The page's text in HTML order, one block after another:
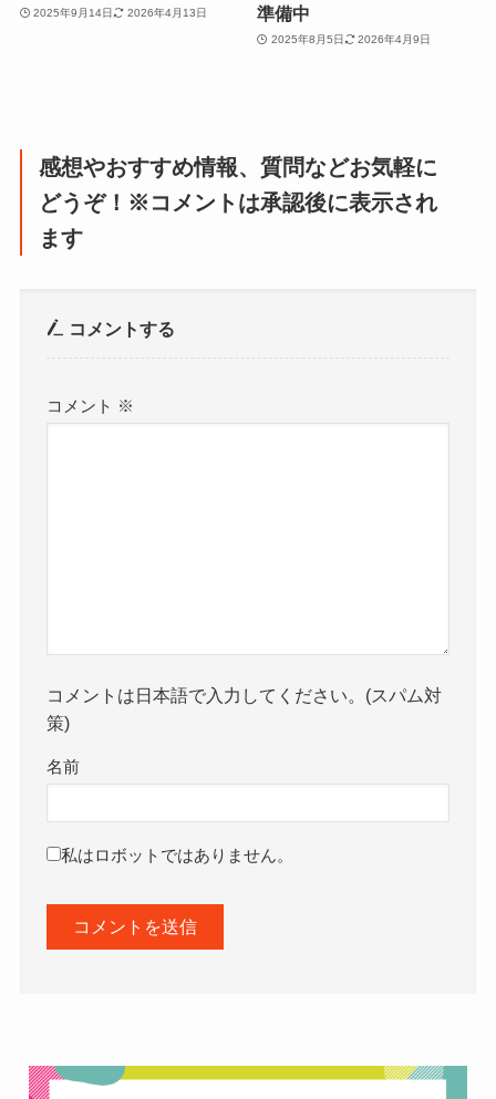
2025年9月14日 2026年4月13日
準備中
2025年8月5日 2026年4月9日
感想やおすすめ情報、質問などお気軽に
どうぞ！※コメントは承認後に表示され
ます
コメントする
コメント ※
コメントは日本語で入力してください。(スパム対
策)
名前
私はロボットではありません。